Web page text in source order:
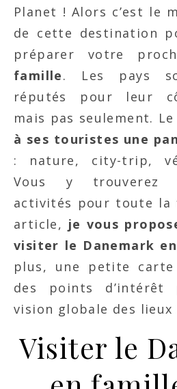
Planet ! Alors c’est le
de cette destination
préparer votre
famille. Les pays
réputés pour leur
mais pas seulement. Le
à ses touristes une
: nature, city-trip,
Vous y trouverez
activités pour toute la
article, je vous
visiter le Danemark
plus, une petite carte
des points d’intérêt
vision globale des lieux
Visiter le